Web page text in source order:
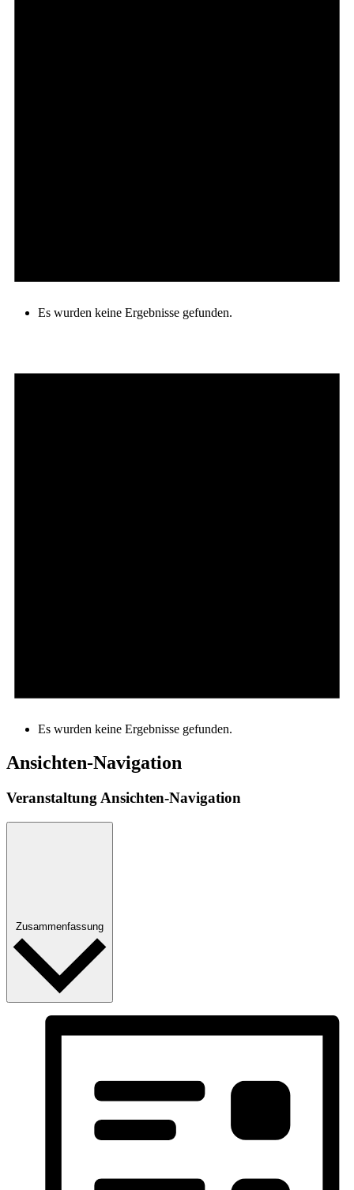
Es wurden keine Ergebnisse gefunden.
Es wurden keine Ergebnisse gefunden.
Ansichten-Navigation
Veranstaltung Ansichten-Navigation
Zusammenfassung